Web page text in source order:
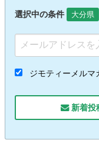
選択中の条件 大分県
ジモティーメルマ
新着投